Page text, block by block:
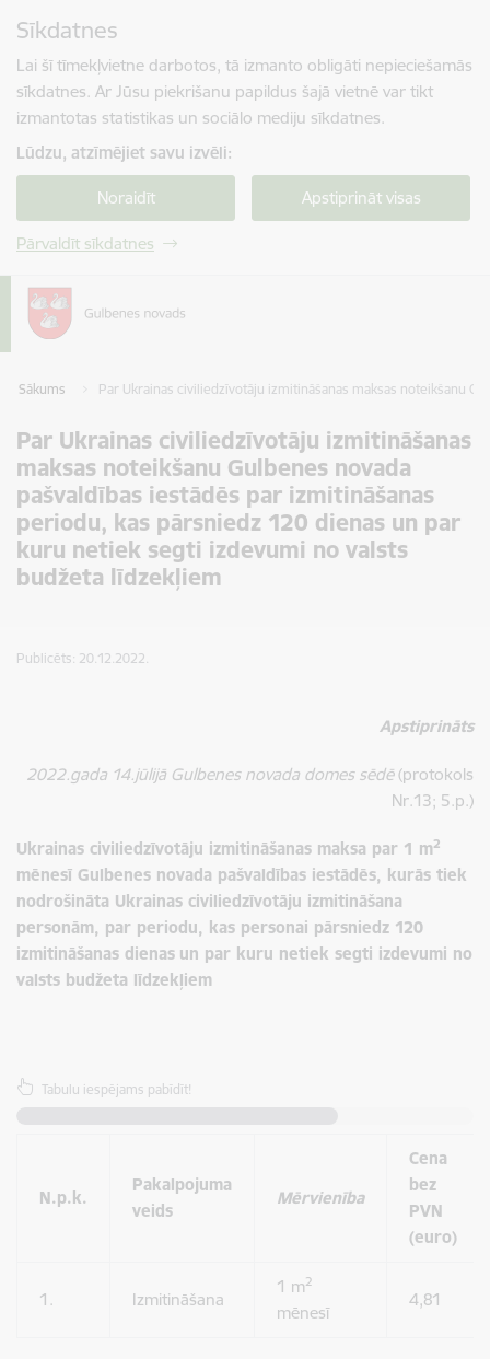
Sīkdatnes
Lai šī tīmekļvietne darbotos, tā izmanto obligāti nepieciešamās
sīkdatnes. Ar Jūsu piekrišanu papildus šajā vietnē var tikt
izmantotas statistikas un sociālo mediju sīkdatnes.
Lūdzu, atzīmējiet savu izvēli:
Noraidīt Apstiprināt visas
Pārvaldīt sīkdatnes
Sākums Par Ukrainas civiliedzīvotāju izmitināšanas maksas noteikšanu
Par Ukrainas civiliedzīvotāju izmitināšanas
maksas noteikšanu Gulbenes novada
pašvaldības iestādēs par izmitināšanas
periodu, kas pārsniedz 120 dienas un par
kuru netiek segti izdevumi no valsts
budžeta līdzekļiem
Publicēts: 20.12.2022.
Apstiprināts
2022.gada 14.jūlijā Gulbenes novada domes sēdē (protokols
Nr.13; 5.p.)
Ukrainas civiliedzīvotāju izmitināšanas maksa par 1 m2
mēnesī Gulbenes novada pašvaldības iestādēs, kurās tiek
nodrošināta Ukrainas civiliedzīvotāju izmitināšana
personām, par periodu, kas personai pārsniedz 120
izmitināšanas dienas un par kuru netiek segti izdevumi no
valsts budžeta līdzekļiem
Tabulu iespējams pabīdīt!
N.p.k.
Pakalpojuma
veids
Mērvienība
Cena
bez
PVN
(euro)
1. Izmitināšana
1 m2
mēnesī
4,81